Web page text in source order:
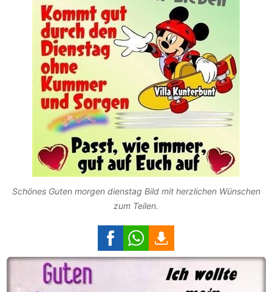
Schönes Guten morgen dienstag Bild mit herzlichen Wünschen
zum Teilen.